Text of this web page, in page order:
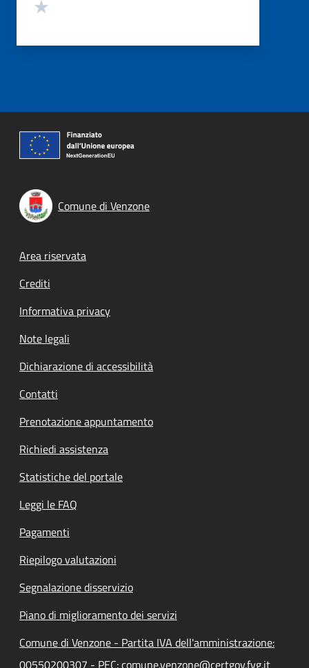
Comune di Venzone
Footer menu
Area riservata
Crediti
Informativa privacy
Note legali
Dichiarazione di accessibilità
Contatti
Prenotazione appuntamento
Richiedi assistenza
Statistiche del portale
Leggi le FAQ
Pagamenti
Riepilogo valutazioni
Segnalazione disservizio
Piano di miglioramento dei servizi
Comune di Venzone - Partita IVA dell'amministrazione:
00550200307 - PEC: comune.venzone@certgov.fvg.it